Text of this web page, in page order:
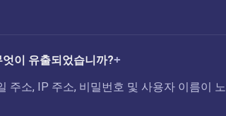
이 유출되었습니까?
주소, IP 주소, 비밀번호 및 사용자 이름이 노